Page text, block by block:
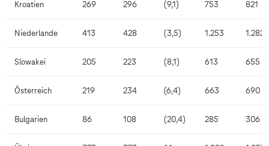
Kroatien 269 296 (9,1) 753 821
Niederlande 413 428 (3,5) 1.253 1.282
Slowakei 205 223 (8,1) 613 655
Österreich 219 234 (6,4) 663 690
Bulgarien 86 108 (20,4) 285 306